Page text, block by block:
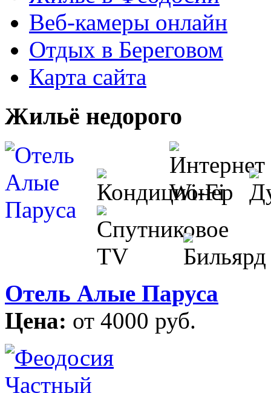
Веб-камеры онлайн
Отдых в Береговом
Карта сайта
Жильё недорого
Отель Алые Паруса
Цена: от 4000 руб.